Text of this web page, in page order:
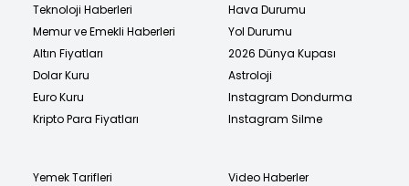
Teknoloji Haberleri
Memur ve Emekli Haberleri
Altın Fiyatları
Dolar Kuru
Euro Kuru
Kripto Para Fiyatları
Hava Durumu
Yol Durumu
2026 Dünya Kupası
Astroloji
Instagram Dondurma
Instagram Silme
Yemek Tarifleri
Video Haberler